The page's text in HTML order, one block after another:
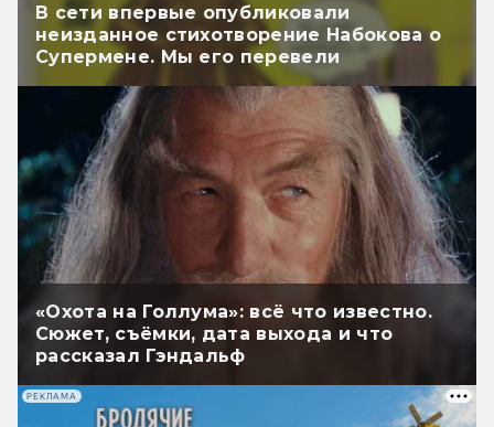
В сети впервые опубликовали
неизданное стихотворение Набокова о
Супермене. Мы его перевели
«Охота на Голлума»: всё что известно.
Сюжет, съёмки, дата выхода и что
рассказал Гэндальф
РЕКЛАМА